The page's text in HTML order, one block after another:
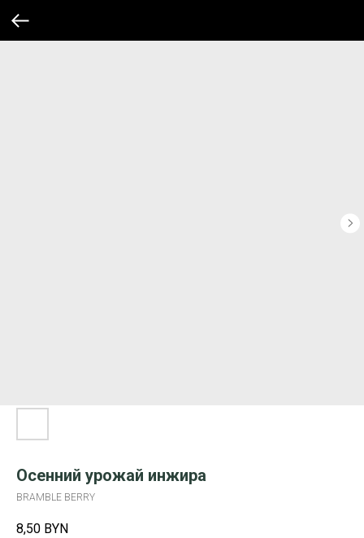
Осенний урожай инжира
BRAMBLE BERRY
8,50 BYN